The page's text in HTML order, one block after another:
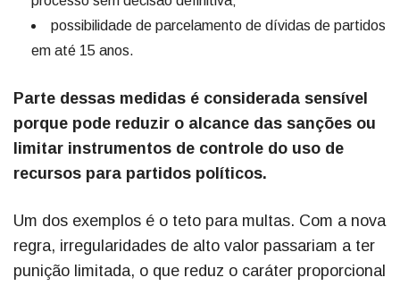
possibilidade de parcelamento de dívidas de partidos
em até 15 anos.
Parte dessas medidas é considerada sensível
porque pode reduzir o alcance das sanções ou
limitar instrumentos de controle do uso de
recursos para partidos políticos.
Um dos exemplos é o teto para multas. Com a nova
regra, irregularidades de alto valor passariam a ter
punição limitada, o que reduz o caráter proporcional